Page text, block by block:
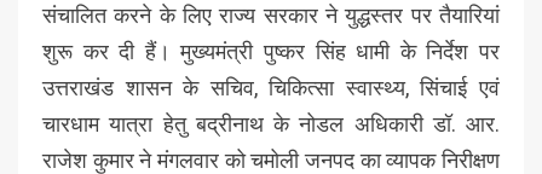
संचालित करने के लिए राज्य सरकार ने युद्धस्तर पर तैयारियां
शुरू कर दी हैं। मुख्यमंत्री पुष्कर सिंह धामी के निर्देश पर
उत्तराखंड शासन के सचिव, चिकित्सा स्वास्थ्य, सिंचाई एवं
चारधाम यात्रा हेतु बद्रीनाथ के नोडल अधिकारी डॉ. आर.
राजेश कुमार ने मंगलवार को चमोली जनपद का व्यापक निरीक्षण